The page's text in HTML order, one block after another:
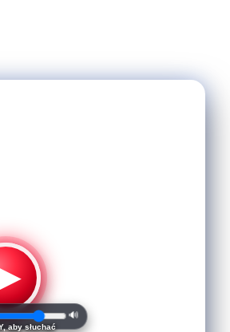
🔊
aby słuchać